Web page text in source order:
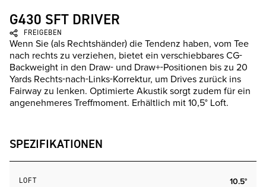
G430 SFT DRIVER
FREIGEBEN
Wenn Sie (als Rechtshänder) die Tendenz haben, vom Tee
nach rechts zu verziehen, bietet ein verschiebbares CG-
Backweight in den Draw- und Draw+-Positionen bis zu 20
Yards Rechts-nach-Links-Korrektur, um Drives zurück ins
Fairway zu lenken. Optimierte Akustik sorgt zudem für ein
angenehmeres Treffmoment. Erhältlich mit 10,5° Loft.
SPEZIFIKATIONEN
LOFT 10.5°